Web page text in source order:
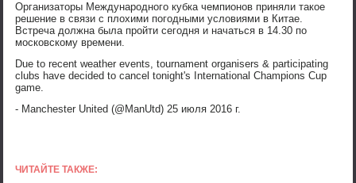
Организаторы Международного кубка чемпионов приняли такое
решение в связи с плохими погодными условиями в Китае.
Встреча должна была пройти сегодня и начаться в 14.30 по
московскому времени.
Due to recent weather events, tournament organisers & participating
clubs have decided to cancel tonight's International Champions Cup
game.
- Manchester United (@ManUtd) 25 июля 2016 г.
ЧИТАЙТЕ ТАКЖЕ: